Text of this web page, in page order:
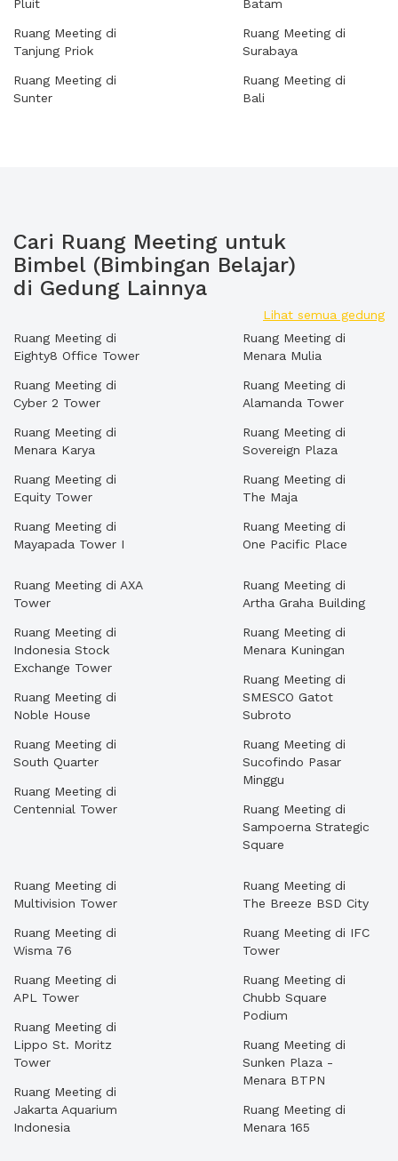
Pluit
Ruang Meeting di
Tanjung Priok
Ruang Meeting di
Sunter
Batam
Ruang Meeting di
Surabaya
Ruang Meeting di
Bali
Cari Ruang Meeting untuk
Bimbel (Bimbingan Belajar)
di Gedung Lainnya
Lihat semua gedung
Ruang Meeting di
Eighty8 Office Tower
Ruang Meeting di
Cyber 2 Tower
Ruang Meeting di
Menara Karya
Ruang Meeting di
Equity Tower
Ruang Meeting di
Mayapada Tower I
Ruang Meeting di
Menara Mulia
Ruang Meeting di
Alamanda Tower
Ruang Meeting di
Sovereign Plaza
Ruang Meeting di
The Maja
Ruang Meeting di
One Pacific Place
Ruang Meeting di AXA
Tower
Ruang Meeting di
Indonesia Stock
Exchange Tower
Ruang Meeting di
Noble House
Ruang Meeting di
South Quarter
Ruang Meeting di
Centennial Tower
Ruang Meeting di
Artha Graha Building
Ruang Meeting di
Menara Kuningan
Ruang Meeting di
SMESCO Gatot
Subroto
Ruang Meeting di
Sucofindo Pasar
Minggu
Ruang Meeting di
Sampoerna Strategic
Square
Ruang Meeting di
Multivision Tower
Ruang Meeting di
Wisma 76
Ruang Meeting di
APL Tower
Ruang Meeting di
Lippo St. Moritz
Tower
Ruang Meeting di
Jakarta Aquarium
Indonesia
Ruang Meeting di
The Breeze BSD City
Ruang Meeting di IFC
Tower
Ruang Meeting di
Chubb Square
Podium
Ruang Meeting di
Sunken Plaza -
Menara BTPN
Ruang Meeting di
Menara 165